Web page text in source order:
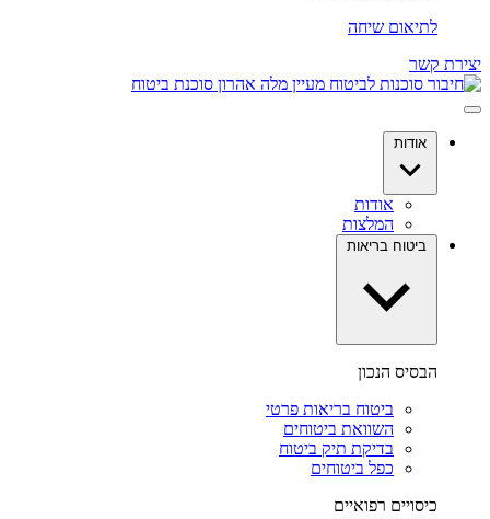
לתיאום שיחה
יצירת קשר
אודות
אודות
המלצות
ביטוח בריאות
הבסיס הנכון
ביטוח בריאות פרטי
השוואת ביטוחים
בדיקת תיק ביטוח
כפל ביטוחים
כיסויים רפואיים